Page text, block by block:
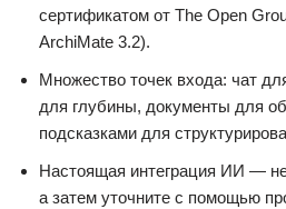
сертификатом от The Open
ArchiMate 3.2).
Множество точек входа: чат
для глубины, документы для
подсказками для
Настоящая интеграция ИИ —
а затем уточните с помощью